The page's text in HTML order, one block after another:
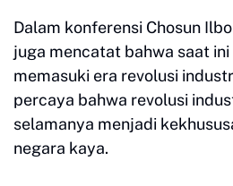
Dalam konferensi Chosun
juga mencatat bahwa saat ini
memasuki era revolusi
percaya bahwa revolusi
selamanya menjadi
negara kaya.